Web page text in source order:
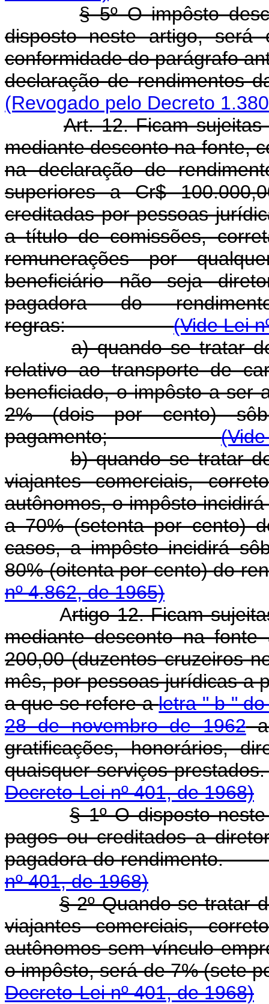
§ 5º O impôsto
disposto neste artigo, será
conformidade do parágrafo
declaração de rendimentos
(Revogado pelo Decreto
Art. 12. Ficam
mediante desconto na fonte,
na declaração de
superiores a Cr$
creditadas por pessoas
a título de comissões,
remunerações por
beneficiário não seja
pagadora do
regras:(Vide Lei
a) quando se tratar
relativo ao transporte de
beneficiado, o impôsto a ser
2% (dois por cento)
pagamento;
b) quando se tratar
viajantes comerciais,
autônomos, o impôsto
a 70% (setenta por cento)
casos, a impôsto incidirá
80% (oitenta por
nº 4.862, de 1965)
Artigo 12. Ficam
mediante desconto na
200,00 (duzentos cruzeiros
mês, por pessoas jurídicas a
a que se refere aletra " b "
28 de novembro de 1962a
gratificações, honorários,
quaisquer serviços
Decreto-Lei nº 401, de 1968)
§ 1º O disposto
pagos ou creditados a
pagadora do
nº 401, de 1968)
§ 2º Quando se tratar
viajantes comerciais,
autônomos sem vínculo
o impôsto, será de
Decreto-Lei nº 401, de 1968)